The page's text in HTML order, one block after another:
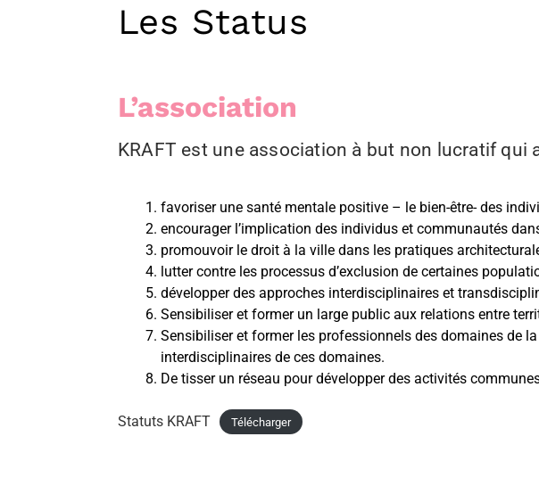
Les Status
L’association
KRAFT est une association à but non lucratif qui
favoriser une santé mentale positive – le bien-être- des
encourager l’implication des individus et communautés
promouvoir le droit à la ville dans les pratiques
lutter contre les processus d’exclusion de certaines
développer des approches interdisciplinaires et
Sensibiliser et former un large public aux relations entre
Sensibiliser et former les professionnels des domaines de
interdisciplinaires de ces domaines.
De tisser un réseau pour développer des activités
Statuts KRAFT Télécharger